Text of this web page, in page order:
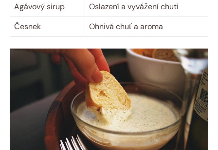
Agávový sirup
Oslazení a vyvážení chuti
Česnek
Ohnivá chuť a aroma